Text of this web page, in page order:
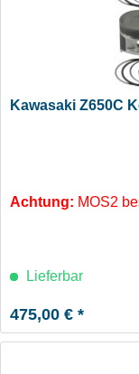
Kawasaki Z650C
Achtung: MOS2
Lieferbar
475,00 € *